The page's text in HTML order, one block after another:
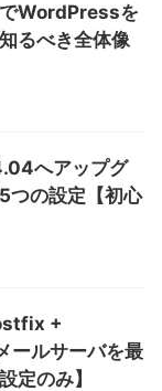
でWordPressを
るべき全体像
へアップグ
つの設定【初心
+
ールサーバを最
定のみ】